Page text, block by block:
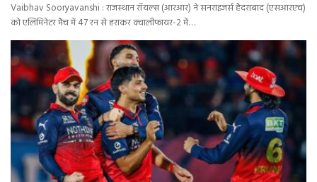
Vaibhav Sooryavanshi : राजस्थान रॉयल्स (आरआर) ने सनराइजर्स हैदराबाद (एसआरएच)
को एलिमिनेटर मैच में 47 रन से हराकर क्वालीफायर-2 में…